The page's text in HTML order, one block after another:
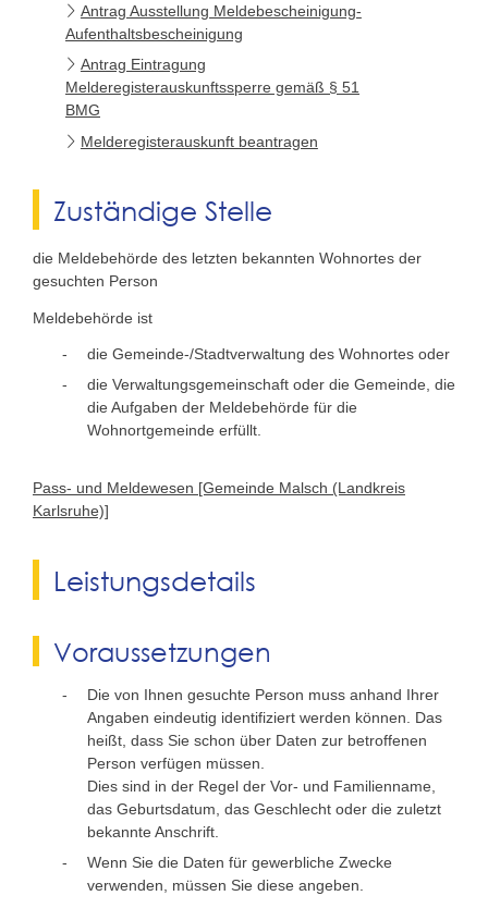
Antrag Ausstellung Meldebescheinigung-
Aufenthaltsbescheinigung
Antrag Eintragung
Melderegisterauskunftssperre gemäß § 51
BMG
Melderegisterauskunft beantragen
Zuständige Stelle
die Meldebehörde des letzten bekannten Wohnortes der
gesuchten Person
Meldebehörde ist
die Gemeinde-/Stadtverwaltung des Wohnortes oder
die Verwaltungsgemeinschaft oder die Gemeinde, die
die Aufgaben der Meldebehörde für die
Wohnortgemeinde erfüllt.
Pass- und Meldewesen [Gemeinde Malsch (Landkreis
Karlsruhe)]
Leistungsdetails
Voraussetzungen
Die von Ihnen gesuchte Person muss anhand Ihrer
Angaben eindeutig identifiziert werden können. Das
heißt, dass Sie schon über Daten zur betroffenen
Person verfügen müssen.
Dies sind in der Regel der Vor- und Familienname,
das Geburtsdatum, das Geschlecht oder die zuletzt
bekannte Anschrift.
Wenn Sie die Daten für gewerbliche Zwecke
verwenden, müssen Sie diese angeben.